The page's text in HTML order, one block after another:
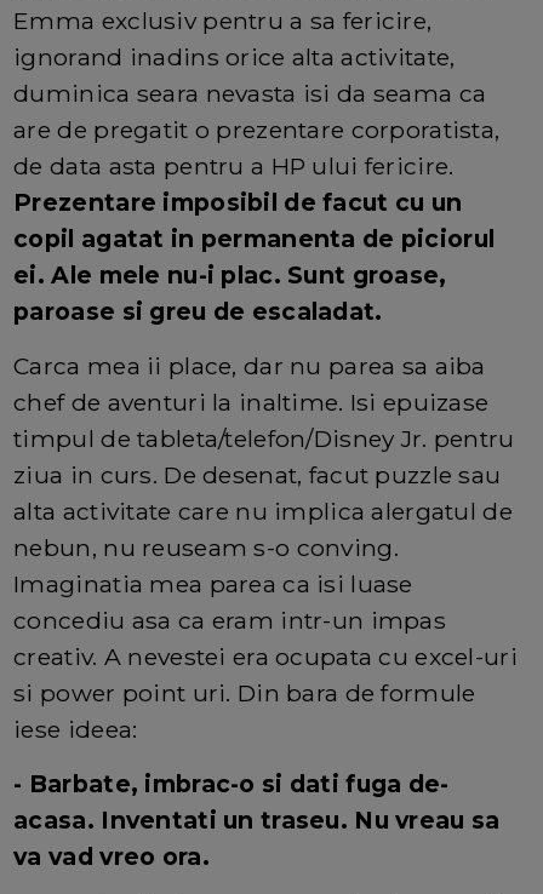
Emma exclusiv pentru a sa fericire,
ignorand inadins orice alta activitate,
duminica seara nevasta isi da seama ca
are de pregatit o prezentare corporatista,
de data asta pentru a HP ului fericire.
Prezentare imposibil de facut cu un
copil agatat in permanenta de piciorul
ei. Ale mele nu-i plac. Sunt groase,
paroase si greu de escaladat.
Carca mea ii place, dar nu parea sa aiba
chef de aventuri la inaltime. Isi epuizase
timpul de tableta/telefon/Disney Jr. pentru
ziua in curs. De desenat, facut puzzle sau
alta activitate care nu implica alergatul de
nebun, nu reuseam s-o conving.
Imaginatia mea parea ca isi luase
concediu asa ca eram intr-un impas
creativ. A nevestei era ocupata cu excel-uri
si power point uri. Din bara de formule
iese ideea:
- Barbate, imbrac-o si dati fuga de-
acasa. Inventati un traseu. Nu vreau sa
va vad vreo ora.